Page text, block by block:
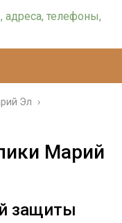
Эл ›
Марий
защиты